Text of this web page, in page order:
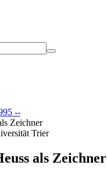
--
Zeichner
als Zeichner